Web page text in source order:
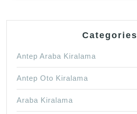
Categories
Antep Araba Kiralama
Antep Oto Kiralama
Araba Kiralama